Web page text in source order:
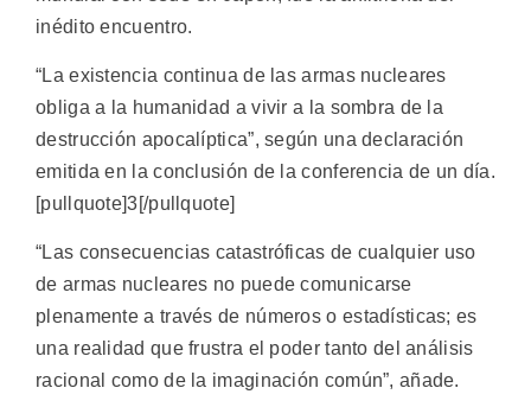
inédito encuentro.
“La existencia continua de las armas nucleares
obliga a la humanidad a vivir a la sombra de la
destrucción apocalíptica”, según una declaración
emitida en la conclusión de la conferencia de un día.
[pullquote]3[/pullquote]
“Las consecuencias catastróficas de cualquier uso
de armas nucleares no puede comunicarse
plenamente a través de números o estadísticas; es
una realidad que frustra el poder tanto del análisis
racional como de la imaginación común”, añade.